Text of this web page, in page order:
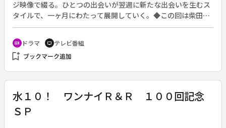
ジ映像で綴る。ひとつの出会いが翌週に新たな出会いを生むス
タイルで、一ヶ月にわたって展開していく。◆この回は柴田元
幸作・愛川欽也朗読の第５回「月の法善寺横町」。
recent_actors ドラマ tv テレビ番組
bookmark_add ブックマーク追加
水１０！ ワンナイＲ＆Ｒ １００回記念
ＳＰ